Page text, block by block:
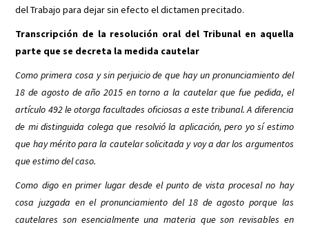
del Trabajo para dejar sin efecto el dictamen precitado.
Transcripción de la resolución oral del Tribunal en aquella
parte que se decreta la medida cautelar
Como primera cosa y sin perjuicio de que hay un pronunciamiento del
18 de agosto de año 2015 en torno a la cautelar que fue pedida, el
artículo 492 le otorga facultades oficiosas a este tribunal. A diferencia
de mi distinguida colega que resolvió la aplicación, pero yo sí estimo
que hay mérito para la cautelar solicitada y voy a dar los argumentos
que estimo del caso.
Como digo en primer lugar desde el punto de vista procesal no hay
cosa juzgada en el pronunciamiento del 18 de agosto porque las
cautelares son esencialmente una materia que son revisables en